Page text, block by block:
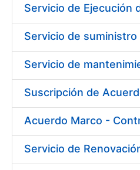
Erakutsi/Ezkutatu